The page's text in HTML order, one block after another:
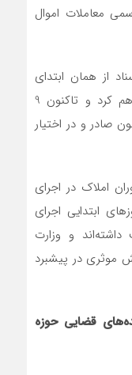
معاملات اموال
از همان ابتدای
اجرای قانون، زیرساخت‌های لازم را فراهم کرد و تاکنون 9
قانون صادر و در اختیار
املاک در اجرای
ابتدایی اجرای
و وزارت
موثری در پیشبرد
کاهش پرونده‌های قضایی حوزه